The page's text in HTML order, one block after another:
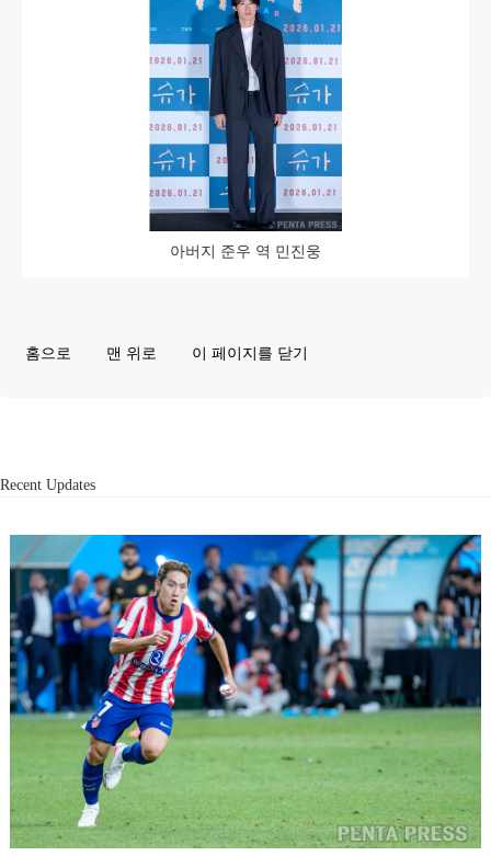
아버지 준우 역 민진웅
홈으로 맨 위로 이 페이지를 닫기
Recent Updates